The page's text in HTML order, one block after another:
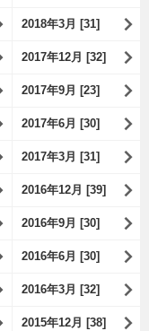
2018年3月 [31]
2017年12月 [32]
2017年9月 [23]
2017年6月 [30]
2017年3月 [31]
2016年12月 [39]
2016年9月 [30]
2016年6月 [30]
2016年3月 [32]
2015年12月 [38]